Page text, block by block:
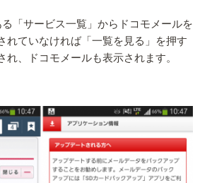
「サービス一覧」からドコモメールを
れていなければ「一覧を見る」を押す
れ、ドコモメールも表示されます。